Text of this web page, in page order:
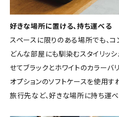
好きな場所に置ける、持ち運べる
スペースに限りのある場所でも、コ
どんな部屋にも馴染むスタイリッ
せてブラックとホワイトのカラーバ
オプションのソフトケースを使用す
旅行先など、好きな場所に持ち運べ